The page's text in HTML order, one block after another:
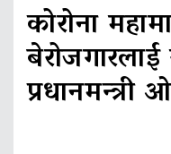
कोरोना
प्रधानमन्त्री